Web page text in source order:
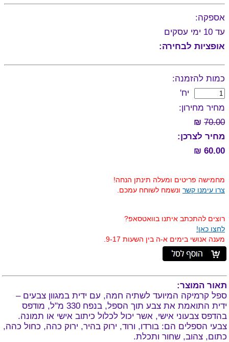
אספקה:
עד 10 ימי עסקים
אופציות לבחירה:
כמות להזמנה:
יח'
מחיר מחירון:
70.00
₪
מחיר לצרכן:
60.00 ₪
מחמישה פריטים ומעלה תינתן הנחה!
צרו עימנו קשר ונשמח לשוחח עמכם.
רוצים להתכתב איתנו בוואטסאפ?
לחצו כאן!
מענה אנושי בימים א-ה בין השעות 9-17.
תאור המוצר:
ספל קרמיקה המיועד לשתיה חמה, עם ידית במגוון צבעים –
ידית התואמת את צבע תוך הספל, בנפח 330 מ"ל,
מודפס
בהדפס צבעוני אישי, אשר יכול לכלול כיתוב אישי או תמונה.
צבעי הספלים הם: בורדו, ורוד, ירוק בהיר, ירוק כהה, כחול כהה,
כתום, צהוב, שחור ותכלת.